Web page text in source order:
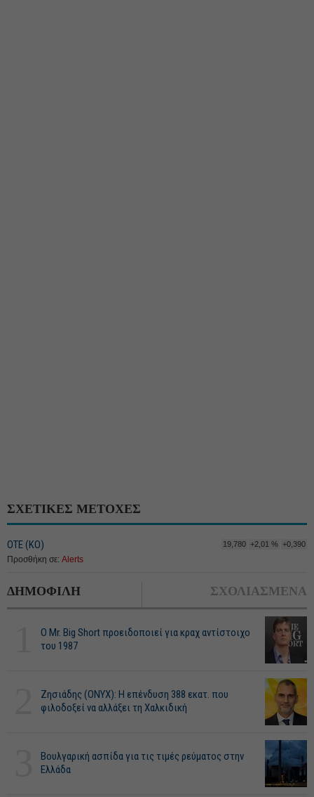
ΣΧΕΤΙΚΕΣ ΜΕΤΟΧΕΣ
ΟΤΕ (ΚΟ) 19,780 +2,01 % +0,390
Προσθήκη σε: Alerts
ΔΗΜΟΦΙΛΗ ΣΧΟΛΙΑΣΜΕΝΑ
O Mr. Big Short προειδοποιεί για κραχ αντίστοιχο
του 1987
Ζησιάδης (ONYX): Η επένδυση 388 εκατ. που
φιλοδοξεί να αλλάξει τη Χαλκιδική
Βουλγαρική ασπίδα για τις τιμές ρεύματος στην
Ελλάδα